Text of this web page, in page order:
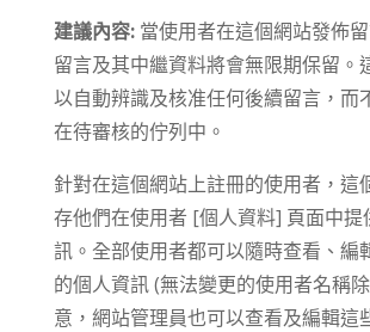
建議內容: 當使用者在這個網站發佈
留言及其中繼資料將會無限期保留。
以自動辨識及核准任何後續留言，而
在待審核的佇列中。
針對在這個網站上註冊的使用者，這
存他們在使用者 [個人資料] 頁面中提
訊。全部使用者都可以隨時查看、編
的個人資訊 (無法變更的使用者名稱
意，網站管理員也可以查看及編輯這